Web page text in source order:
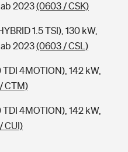
2023(0603 / CSK)
1.5 TSI), 130 kW,
2023(0603 / CSL)
4MOTION), 142 kW,
CTM)
4MOTION), 142 kW,
CUI)